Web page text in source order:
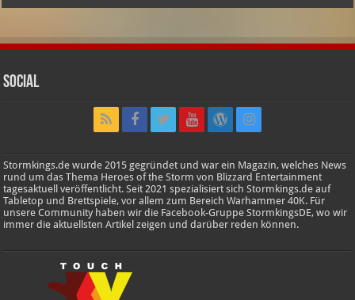
Social
Stormkings.de wurde 2015 gegründet und war ein Magazin, welches News
rund um das Thema Heroes of the Storm von Blizzard Entertainment
tagesaktuell veröffentlicht. Seit 2021 spezialisiert sich Stormkings.de auf
Tabletop und Brettspiele, vor allem zum Bereich Warhammer 40K. Für
unsere Community haben wir die Facebook-Gruppe StormkingsDE, wo wir
immer die aktuellsten Artikel zeigen und darüber reden können.